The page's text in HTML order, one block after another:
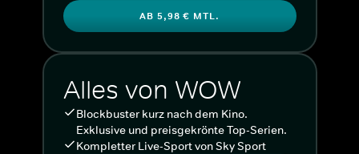
AB 5,98 € MTL.
Alles von WOW
Blockbuster kurz nach dem Kino.
Exklusive und preisgekrönte Top-Serien.
Kompletter Live-Sport von Sky Sport